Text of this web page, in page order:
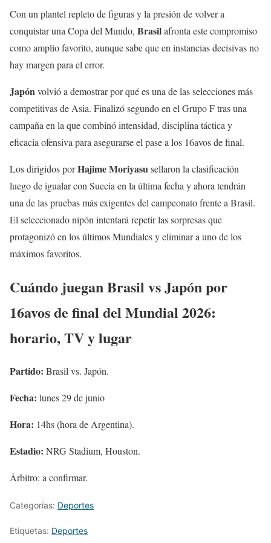
Con un plantel repleto de figuras y la presión de volver a
conquistar una Copa del Mundo, Brasilafronta este compromiso
como amplio favorito, aunque sabe que en instancias decisivas no
hay margen para el error.
Japónvolvió a demostrar por qué es una de las selecciones más
competitivas de Asia. Finalizó segundo en el Grupo F tras una
campaña en la que combinó intensidad, disciplina táctica y
eficacia ofensiva para asegurarse el pase a los 16avos de final.
Los dirigidos porHajime Moriyasusellaron la clasificación
luego de igualar con Suecia en la última fecha y ahora tendrán
una de las pruebas más exigentes del campeonato frente a Brasil.
El seleccionado nipón intentará repetir las sorpresas que
protagonizó en los últimos Mundiales y eliminar a uno de los
máximos favoritos.
Cuándo juegan Brasil vs Japón por
16avos de final del Mundial 2026:
horario, TV y lugar
Partido: Brasil vs. Japón.
Fecha: lunes 29 de junio
Hora: 14hs (hora de Argentina).
Estadio: NRG Stadium, Houston.
Árbitro: a confirmar.
Categorías: Deportes
Etiquetas: Deportes